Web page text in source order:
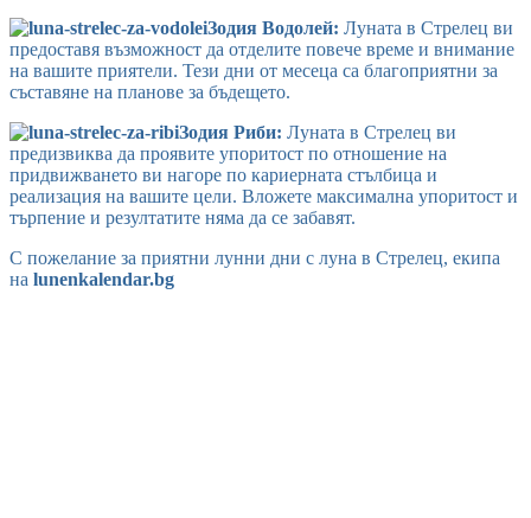
Зодия Водолей: Луната в Стрелец ви
предоставя възможност да отделите повече време и внимание
на вашите приятели. Тези дни от месеца са благоприятни за
съставяне на планове за бъдещето.
Зодия Риби: Луната в Стрелец ви
предизвиква да проявите упоритост по отношение на
придвижването ви нагоре по кариерната стълбица и
реализация на вашите цели. Вложете максимална упоритост и
търпение и резултатите няма да се забавят.
С пожелание за приятни лунни дни с луна в Стрелец, екипа
на lunenkalendar.bg